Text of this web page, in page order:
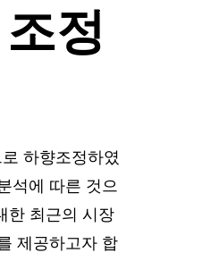
정
하향조정하였
석에 따른 것으
한 최근의 시장
제공하고자 합